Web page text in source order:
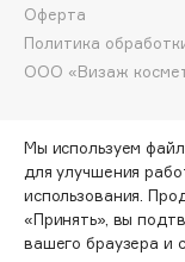
Dr. Vranjes Firenze
Dr.Althea
Dr.Ceuracle
DSD de Luxe
Dyson
ООО «Визаж
Оферта
Политика
Мы используем
для улучшения
использования.
«Принять», вы
вашего браузера и